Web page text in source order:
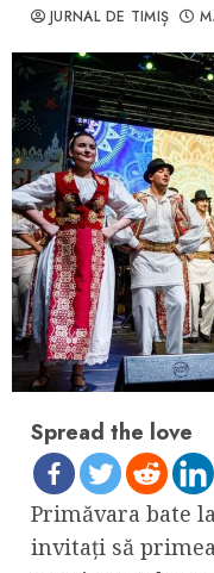
JURNAL DE TIMIȘ
Spread the love
Primăvara bate
invitați să